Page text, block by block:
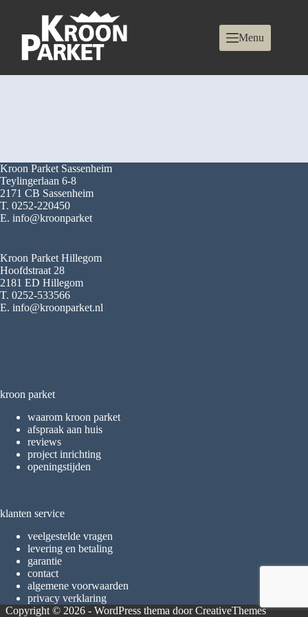
Menu
Kroon Parket Sassenheim
Teylingerlaan 6-8
2171 CB Sassenheim
T. 0252-220450
E. info@kroonparket
Kroon Parket Hillegom
Hoofdstraat 28
2181 ED Hillegom
T. 0252-533566
E. info@kroonparket.nl
kroon parket
waarom kroon parket
afspraak aan huis
reviews
project inrichting
openingstijden
klanten service
veelgestelde vragen
levering en betaling
garantie
contact
algemene voorwaarden
privacy verklaring
Copyright © 2026 - WordPress thema doorCreativeThemes